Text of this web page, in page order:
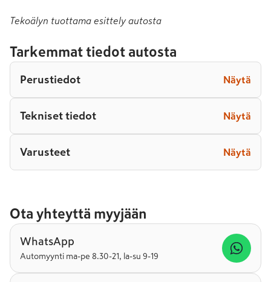
Tekoälyn tuottama esittely autosta
Tarkemmat tiedot autosta
Perustiedot Näytä
Tekniset tiedot Näytä
Varusteet Näytä
Ota yhteyttä myyjään
WhatsApp
Automyynti ma-pe 8.30-21, la-su 9-19